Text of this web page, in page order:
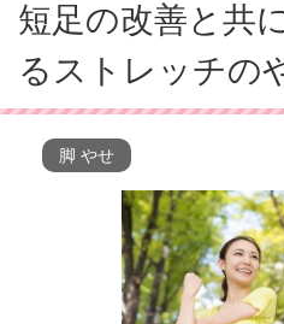
短足の改善と共
るストレッチの
脚 やせ